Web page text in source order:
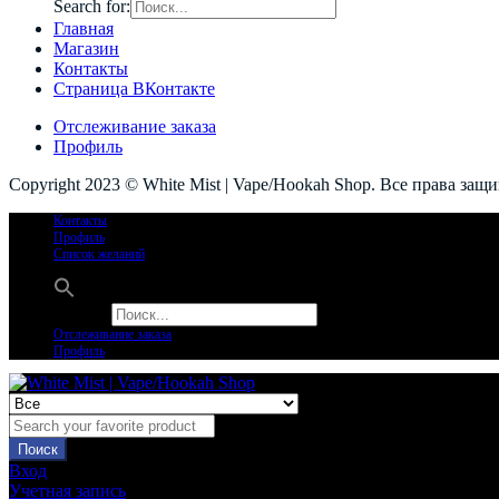
Search for:
Главная
Магазин
Контакты
Страница ВКонтакте
Отслеживание заказа
Профиль
Copyright 2023 © White Mist | Vape/Hookah Shop. Все права
Контакты
Профиль
Список желаний
Отслеживание заказа
Профиль
Поиск
Вход
Учетная запись